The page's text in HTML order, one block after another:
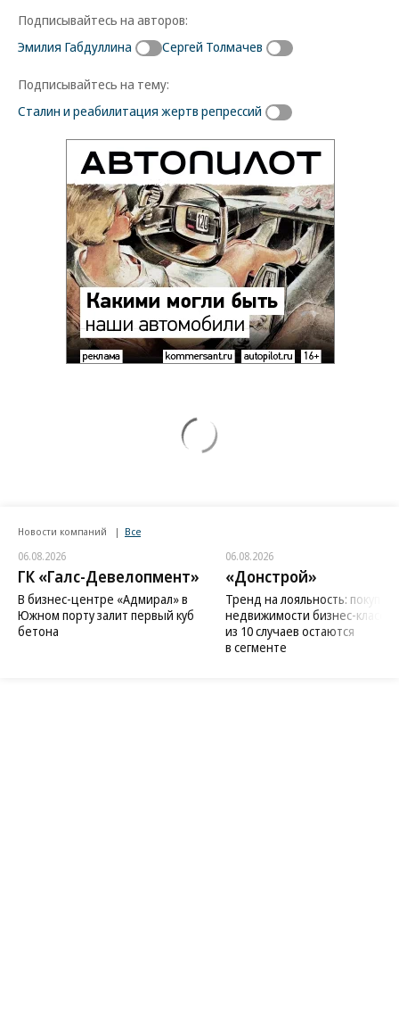
Подписывайтесь на авторов:
Эмилия Габдуллина
Сергей Толмачев
Подписывайтесь на тему:
Сталин и реабилитация жертв репрессий
Новости компаний Все
06.08.2026
ГК «Галс-Девелопмент»
В бизнес-центре «Адмирал» в
Южном порту залит первый куб
бетона
06.08.2026
«Донстрой»
Тренд на лояльность:
недвижимости бизнес-класса
из 10 случаев остаются
в сегменте